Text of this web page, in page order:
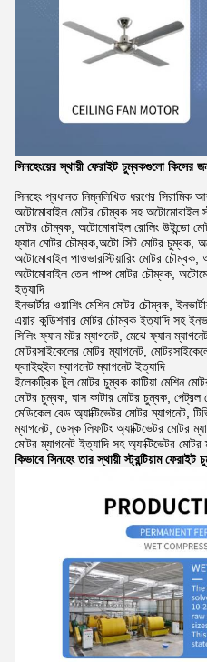
সিনহেংয়ের স্থায়ী ফেরাইট চুম্বকগুলো কিসের
সিনহেং প্রধানত নিম্নলিখিত ধরণের সিরামিক
অটোমোবাইল মোটর চৌম্বক সহ অটোমোবাইল
মোটর চৌম্বক, অটোমোবাইল রোলিং উইন্ডো
ফ্যান মোটর চৌম্বক,অটো সিট মোটর চুম্বক,
অটোমোবাইল পাওভারস্টিয়ারিং মোটর
অটোমোবাইল তেল পাম্প মোটর চৌম্বক,
ইত্যাদি
ইনভার্টার ওয়াশিং মেশিন মোটর চৌম্বক,
এয়ার কন্ডিশনার মোটর চৌম্বক ইত্যাদি সহ
সিলিং ফ্যান মটর ম্যাগনেট, মেঝে ফ্যান
মোটরসাইকেলের মোটর ম্যাগনেট,
ফ্লাইহুইল ম্যাগনেট ম্যাগনেট ইত্যাদি
ইলেকট্রিক টুল মোটর চুম্বক কাটিয়া মেশিন
মোটর চুম্বক, ঘাস কাটার মোটর চুম্বক, পেট্রল
মেডিকেল বেড অ্যাক্টিভেটর মোটর ম্যাগনেট,
ম্যাগনেট, ডেস্ক লিফটিং অ্যাক্টিভেটর মোটর
মোটর ম্যাগনেট ইত্যাদি সহ অ্যাক্টিভেটর মোটর
কিভাবে সিনহেং তার স্থায়ী স্ট্রন্টিয়াম